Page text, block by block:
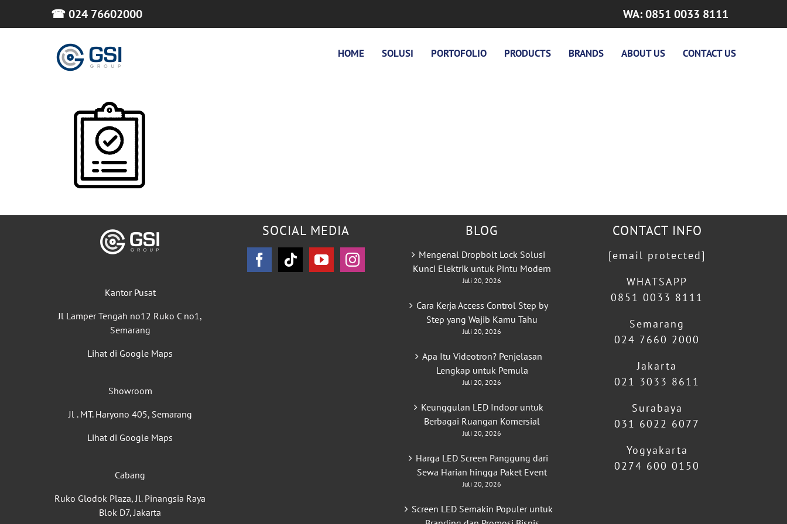
☎ 024 76602000 WA: 0851 0033 8111
HOME SOLUSI PORTOFOLIO PRODUCTS BRANDS ABOUT US CONTACT US
Kantor Pusat
Jl Lamper Tengah no12 Ruko C no1,
Semarang
Lihat di Google Maps
Showroom
Jl . MT. Haryono 405, Semarang
Lihat di Google Maps
Cabang
Ruko Glodok Plaza, Jl. Pinangsia Raya
Blok D7, Jakarta
SOCIAL MEDIA BLOG
Mengenal Dropbolt Lock Solusi
Kunci Elektrik untuk Pintu Modern
Juli 20, 2026
Cara Kerja Access Control Step by
Step yang Wajib Kamu Tahu
Juli 20, 2026
Apa Itu Videotron? Penjelasan
Lengkap untuk Pemula
Juli 20, 2026
Keunggulan LED Indoor untuk
Berbagai Ruangan Komersial
Juli 20, 2026
Harga LED Screen Panggung dari
Sewa Harian hingga Paket Event
Juli 20, 2026
Screen LED Semakin Populer untuk
CONTACT INFO
[email protected]
WHATSAPP
0851 0033 8111
Semarang
024 7660 2000
Jakarta
021 3033 8611
Surabaya
031 6022 6077
Yogyakarta
0274 600 0150